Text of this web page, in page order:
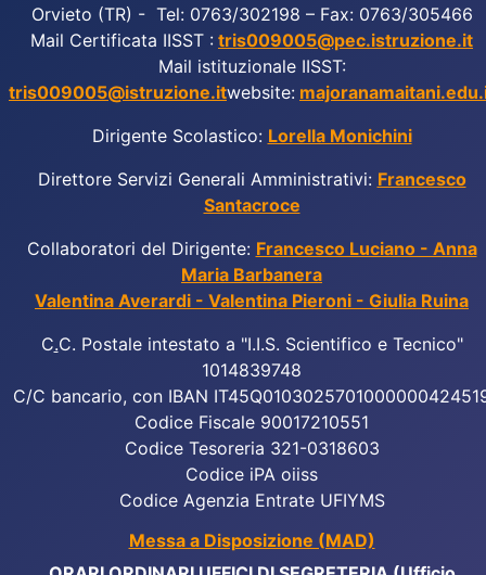
Orvieto (TR) - Tel: 0763/302198 – Fax: 0763/305466
Mail Certificata IISST : tris009005@pec.istruzione.it
Mail istituzionale IISST:
tris009005@istruzione.itwebsite:
Dirigente Scolastico: Lorella Monichini
Direttore Servizi Generali Amministrativi: Francesco
Santacroce
Collaboratori del Dirigente: Francesco Luciano - Anna
Maria Barbanera
Valentina Averardi - Valentina Pieroni - Giulia Ruina
C.C. Postale intestato a "I.I.S. Scientifico e Tecnico"
1014839748
C/C bancario, con IBAN
Codice Fiscale 90017210551
Codice Tesoreria 321-0318603
Codice iPA oiiss
Codice Agenzia Entrate UFIYMS
Messa a Disposizione (MAD)